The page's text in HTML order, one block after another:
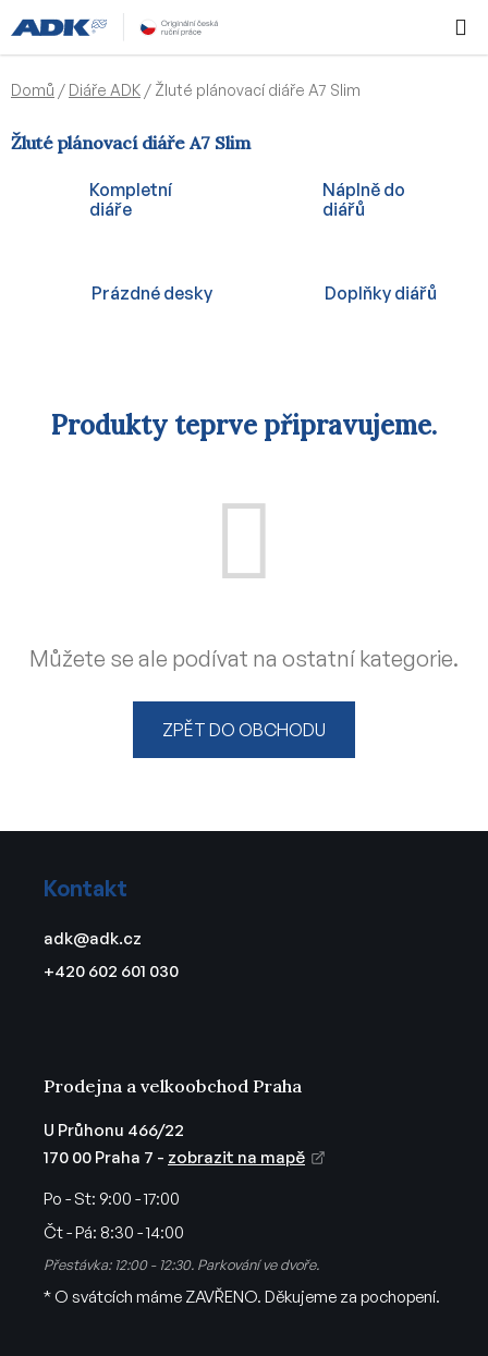
na
obsah
KOŠÍK
Domů / Diáře ADK / Žluté plánovací diáře A7 Slim
Žluté plánovací diáře A7 Slim
Kompletní
diáře
Náplně do
diářů
Prázdné desky Doplňky diářů
Produkty teprve připravujeme.
Můžete se ale podívat na ostatní kategorie.
ZPĚT DO OBCHODU
Kontakt
adk@adk.cz
+420 602 601 030
Prodejna a velkoobchod Praha
U Průhonu 466/22
170 00 Praha 7 - zobrazit na mapě
Po - St: 9:00 - 17:00
Čt - Pá: 8:30 - 14:00
Přestávka: 12:00 - 12:30. Parkování ve dvoře.
* O svátcích máme ZAVŘENO. Děkujeme za pochopení.